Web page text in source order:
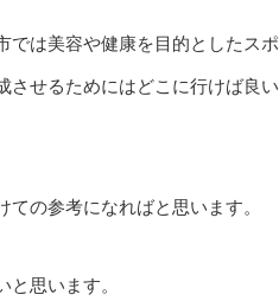
では美容や健康を目的としたスポ
させるためにはどこに行けば良い
の参考になればと思います。
と思います。